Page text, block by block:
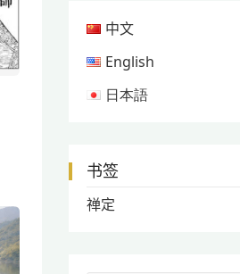
中文
English
日本語
书签
禅定